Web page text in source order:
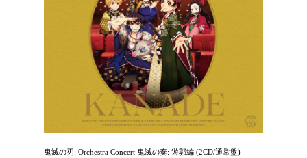
鬼滅の刃: Orchestra Concert 鬼滅の奏: 遊郭編 (2CD/通常盤)